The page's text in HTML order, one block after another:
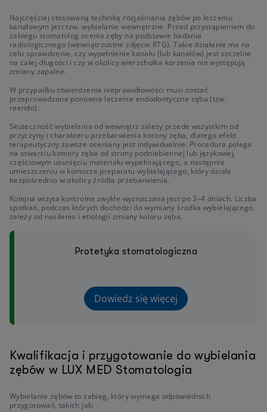
Najczęściej stosowaną techniką rozjaśniania zębów po leczeniu
kanałowym jest tzw. wybielanie wewnętrzne. Przed przystąpieniem do
zabiegu stomatolog ocenia zęby na podstawie badania
radiologicznego (wewnątrzustne zdjęcie RTG). Takie działanie ma na
celu sprawdzenie, czy wypełnienie kanału (lub kanałów) jest szczelne
na całej długości i czy w okolicy wierzchołka korzenia nie występują
zmiany zapalne.
W przypadku stwierdzenia nieprawidłowości musi zostać
przeprowadzone ponowne leczenie endodontyczne zęba (tzw.
reendo).
Skuteczność wybielania od wewnątrz zależy przede wszystkim od
przyczyny i charakteru przebarwienia korony zęba, dlatego efekt
terapeutyczny zawsze oceniany jest indywidualnie. Procedura polega
na otwarciu komory zęba od strony podniebiennej lub językowej,
częściowym usunięciu materiału wypełniającego, a następnie
umieszczeniu w komorze preparatu wybielającego, który działa
bezpośrednio w okolicy źródła przebarwienia.
Kolejna wizyta kontrolna zwykle wyznaczana jest po 3–4 dniach. Liczba
spotkań, podczas których dochodzi do wymiany środka wybielającego,
zależy od nasilenia i etiologii zmiany koloru zęba.
Protetyka stomatologiczna
Dowiedz się więcej
Kwalifikacja i przygotowanie do wybielania
zębów w LUX MED Stomatologia
Wybielanie zębów to zabieg, który wymaga odpowiednich
przygotowań, takich jak: